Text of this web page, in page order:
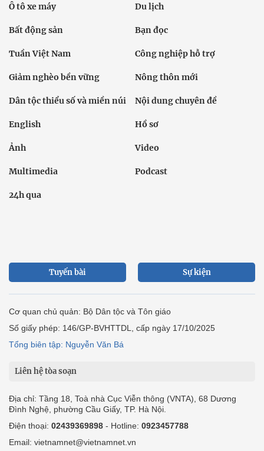
Ô tô xe máy Du lịch
Bất động sản Bạn đọc
Tuần Việt Nam Công nghiệp hỗ trợ
Giảm nghèo bền vững Nông thôn mới
Dân tộc thiểu số và miền núi Nội dung chuyên đề
English Hồ sơ
Ảnh Video
Multimedia Podcast
24h qua
Tuyến bài Sự kiện
Cơ quan chủ quản: Bộ Dân tộc và Tôn giáo
Số giấy phép: 146/GP-BVHTTDL, cấp ngày 17/10/2025
Tổng biên tập: Nguyễn Văn Bá
Liên hệ tòa soạn
Địa chỉ: Tầng 18, Toà nhà Cục Viễn thông (VNTA), 68 Dương
Đình Nghệ, phường Cầu Giấy, TP. Hà Nội.
Điện thoại: 02439369898 - Hotline: 0923457788
Email: vietnamnet@vietnamnet.vn